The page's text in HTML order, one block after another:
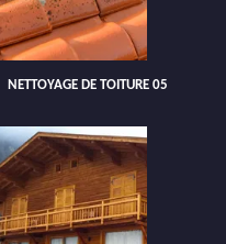
NETTOYAGE DE TOITURE 05